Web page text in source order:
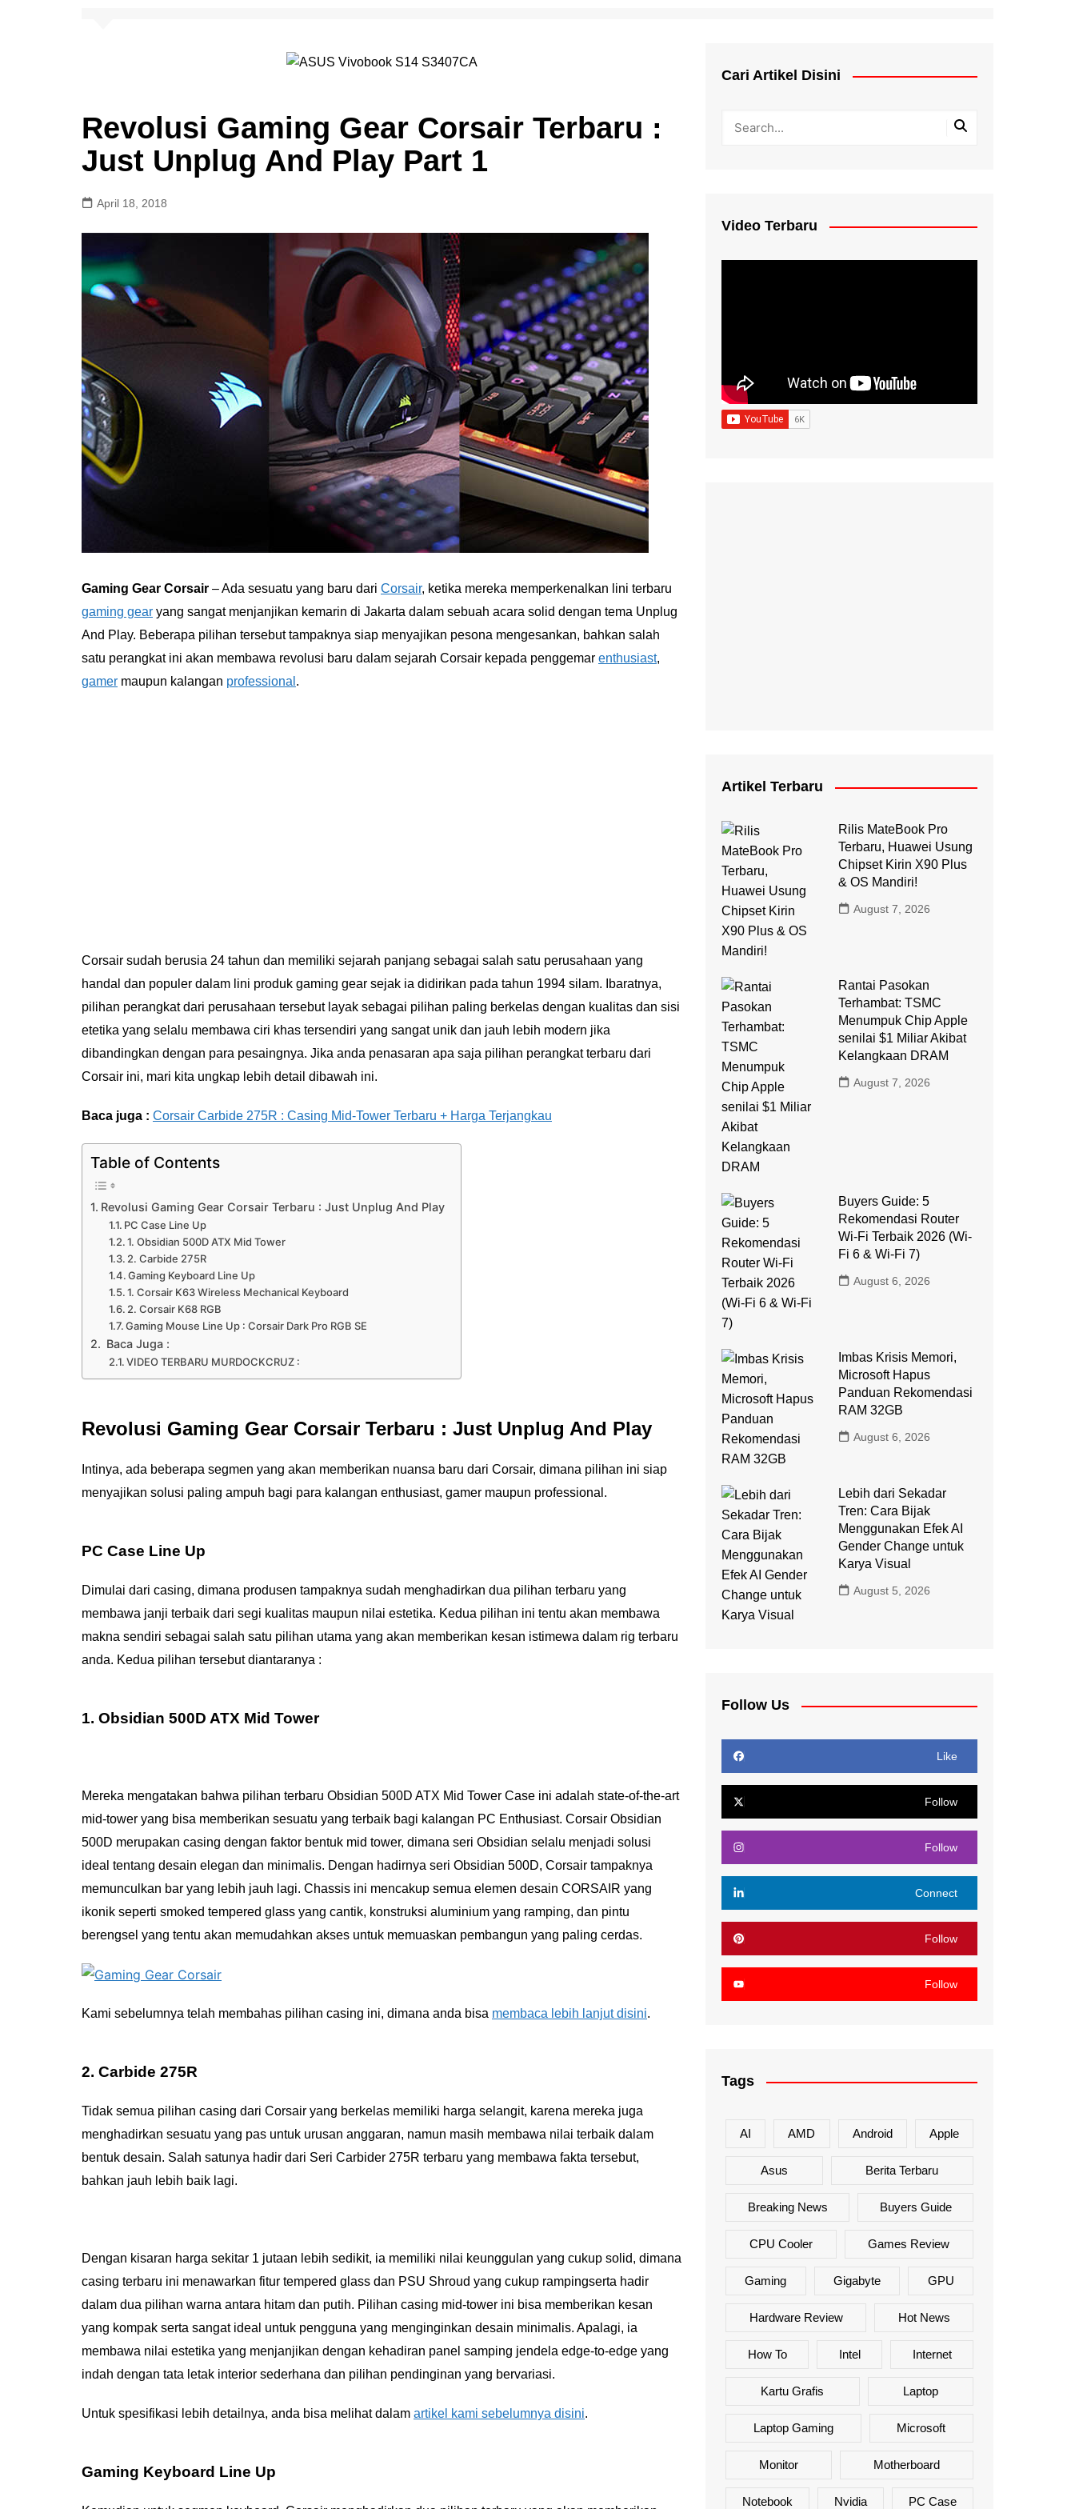
Revolusi Gaming Gear Corsair Terbaru :
Just Unplug And Play Part 1
April 18, 2018
Gaming Gear Corsair – Ada sesuatu yang baru dari Corsair, ketika mereka memperkenalkan lini terbaru
gaming gear yang sangat menjanjikan kemarin di Jakarta dalam sebuah acara solid dengan tema Unplug
And Play. Beberapa pilihan tersebut tampaknya siap menyajikan pesona mengesankan, bahkan salah
satu perangkat ini akan membawa revolusi baru dalam sejarah Corsair kepada penggemar enthusiast,
gamer maupun kalangan professional .
Corsair sudah berusia 24 tahun dan memiliki sejarah panjang sebagai salah satu perusahaan yang
handal dan populer dalam lini produk gaming gear sejak ia didirikan pada tahun 1994 silam. Ibaratnya,
pilihan perangkat dari perusahaan tersebut layak sebagai pilihan paling berkelas dengan kualitas dan sisi
etetika yang selalu membawa ciri khas tersendiri yang sangat unik dan jauh lebih modern jika
dibandingkan dengan para pesaingnya. Jika anda penasaran apa saja pilihan perangkat terbaru dari
Corsair ini, mari kita ungkap lebih detail dibawah ini.
Baca juga : Corsair Carbide 275R : Casing Mid-Tower Terbaru + Harga Terjangkau
Table of Contents
Revolusi Gaming Gear Corsair Terbaru : Just Unplug And Play
PC Case Line Up
1. Obsidian 500D ATX Mid Tower
2. Carbide 275R
Gaming Keyboard Line Up
1. Corsair K63 Wireless Mechanical Keyboard
2. Corsair K68 RGB
Gaming Mouse Line Up : Corsair Dark Pro RGB SE
Baca Juga :
VIDEO TERBARU MURDOCKCRUZ :
Revolusi Gaming Gear Corsair Terbaru : Just Unplug And Play
Intinya, ada beberapa segmen yang akan memberikan nuansa baru dari Corsair, dimana pilihan ini siap
menyajikan solusi paling ampuh bagi para kalangan enthusiast, gamer maupun professional.
PC Case Line Up
Dimulai dari casing, dimana produsen tampaknya sudah menghadirkan dua pilihan terbaru yang
membawa janji terbaik dari segi kualitas maupun nilai estetika. Kedua pilihan ini tentu akan membawa
makna sendiri sebagai salah satu pilihan utama yang akan memberikan kesan istimewa dalam rig terbaru
anda. Kedua pilihan tersebut diantaranya :
1. Obsidian 500D ATX Mid Tower
Mereka mengatakan bahwa pilihan terbaru Obsidian 500D ATX Mid Tower Case ini adalah state-of-the-art
mid-tower yang bisa memberikan sesuatu yang terbaik bagi kalangan PC Enthusiast. Corsair Obsidian
500D merupakan casing dengan faktor bentuk mid tower, dimana seri Obsidian selalu menjadi solusi
ideal tentang desain elegan dan minimalis. Dengan hadirnya seri Obsidian 500D, Corsair tampaknya
memunculkan bar yang lebih jauh lagi. Chassis ini mencakup semua elemen desain CORSAIR yang
ikonik seperti smoked tempered glass yang cantik, konstruksi aluminium yang ramping, dan pintu
berengsel yang tentu akan memudahkan akses untuk memuaskan pembangun yang paling cerdas.
Kami sebelumnya telah membahas pilihan casing ini, dimana anda bisa membaca lebih lanjut disini.
2. Carbide 275R
Tidak semua pilihan casing dari Corsair yang berkelas memiliki harga selangit, karena mereka juga
menghadirkan sesuatu yang pas untuk urusan anggaran, namun masih membawa nilai terbaik dalam
bentuk desain. Salah satunya hadir dari Seri Carbider 275R terbaru yang membawa fakta tersebut,
bahkan jauh lebih baik lagi.
Dengan kisaran harga sekitar 1 jutaan lebih sedikit, ia memiliki nilai keunggulan yang cukup solid, dimana
casing terbaru ini menawarkan fitur tempered glass dan PSU Shroud yang cukup rampingserta hadir
dalam dua pilihan warna antara hitam dan putih. Pilihan casing mid-tower ini bisa memberikan kesan
yang kompak serta sangat ideal untuk pengguna yang menginginkan desain minimalis. Apalagi, ia
membawa nilai estetika yang menjanjikan dengan kehadiran panel samping jendela edge-to-edge yang
indah dengan tata letak interior sederhana dan pilihan pendinginan yang bervariasi.
Untuk spesifikasi lebih detailnya, anda bisa melihat dalam artikel kami sebelumnya disini.
Gaming Keyboard Line Up
Cari Artikel Disini
Video Terbaru
Artikel Terbaru
Rilis MateBook Pro
Terbaru, Huawei Usung
Chipset Kirin X90 Plus
& OS Mandiri!
August 7, 2026
Rantai Pasokan
Terhambat: TSMC
Menumpuk Chip Apple
senilai $1 Miliar Akibat
Kelangkaan DRAM
August 7, 2026
Buyers Guide: 5
Rekomendasi Router
Wi-Fi Terbaik 2026 (Wi-
Fi 6 & Wi-Fi 7)
August 6, 2026
Imbas Krisis Memori,
Microsoft Hapus
Panduan Rekomendasi
RAM 32GB
August 6, 2026
Lebih dari Sekadar
Tren: Cara Bijak
Menggunakan Efek AI
Gender Change untuk
Karya Visual
August 5, 2026
Follow Us
Like
Follow
Follow
Connect
Follow
Follow
Tags
AI AMD Android Apple
Asus Berita Terbaru
Breaking News Buyers Guide
CPU Cooler Games Review
Gaming Gigabyte GPU
Hardware Review Hot News
How To Intel Internet
Kartu Grafis Laptop
Laptop Gaming Microsoft
Monitor Motherboard
Notebook Nvidia PC Case